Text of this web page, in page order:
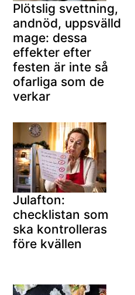
Plötslig svettning,
andnöd, uppsvälld
mage: dessa
effekter efter
festen är inte så
ofarliga som de
verkar
Julafton:
checklistan som
ska kontrolleras
före kvällen